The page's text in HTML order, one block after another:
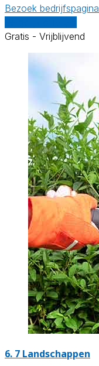
Bezoek bedrijfspagina
Gratis - Vrijblijvend
6. 7 Landschappen